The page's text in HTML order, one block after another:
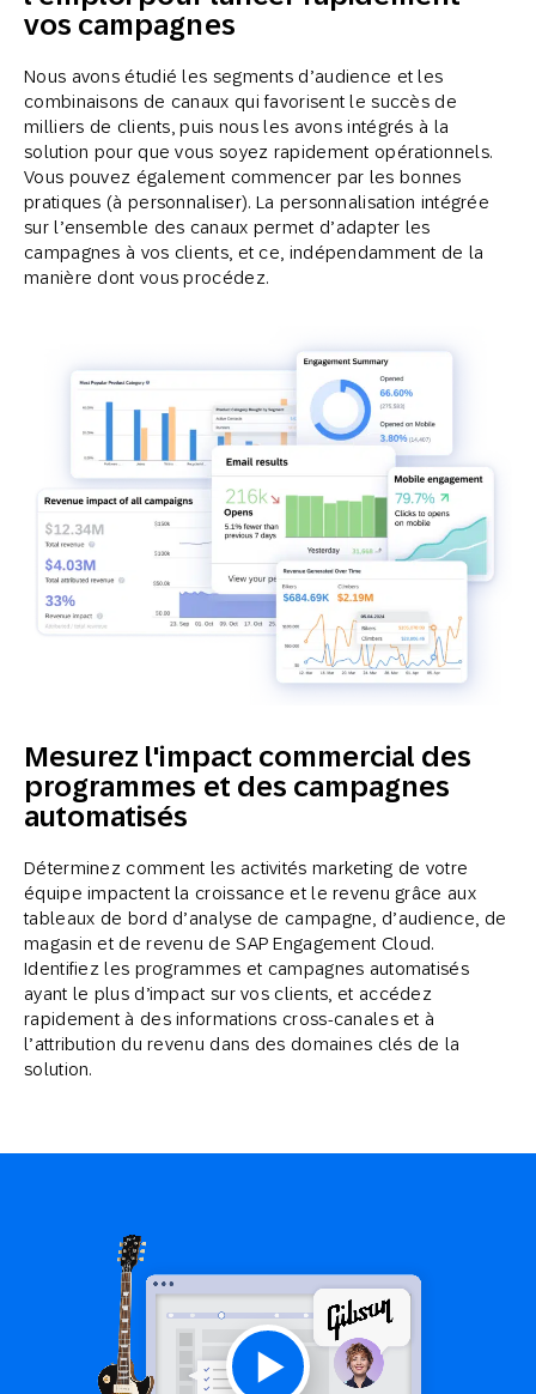
vos campagnes
Nous avons étudié les segments d’audience et les
combinaisons de canaux qui favorisent le succès de
milliers de clients, puis nous les avons intégrés à la
solution pour que vous soyez rapidement opérationnels.
Vous pouvez également commencer par les bonnes
pratiques (à personnaliser). La personnalisation intégrée
sur l’ensemble des canaux permet d’adapter les
campagnes à vos clients, et ce, indépendamment de la
manière dont vous procédez.
Mesurez l'impact commercial des
programmes et des campagnes
automatisés
Déterminez comment les activités marketing de votre
équipe impactent la croissance et le revenu grâce aux
tableaux de bord d’analyse de campagne, d’audience, de
magasin et de revenu de SAP Engagement Cloud.
Identifiez les programmes et campagnes automatisés
ayant le plus d’impact sur vos clients, et accédez
rapidement à des informations cross-canales et à
l’attribution du revenu dans des domaines clés de la
solution.